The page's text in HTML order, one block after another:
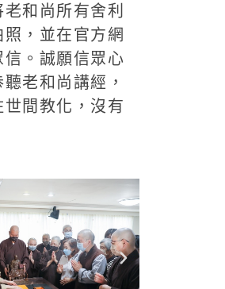
和尚所有舍利
，並在官方網
。誠願信眾心
老和尚講經，
間教化，沒有